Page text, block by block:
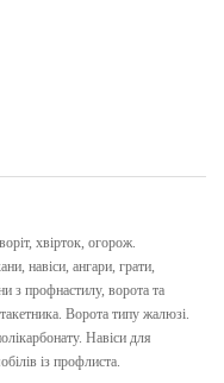
хвірток, огорож.
навіси, ангари, грати,
з профнастилу, ворота та
Ворота типу жалюзі.
Навіси для
із профлиста.